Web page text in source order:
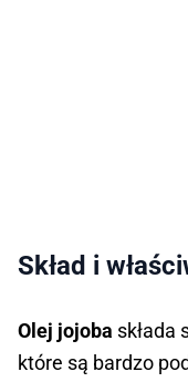
Skład i
Olej jojoba składa
które są bardzo